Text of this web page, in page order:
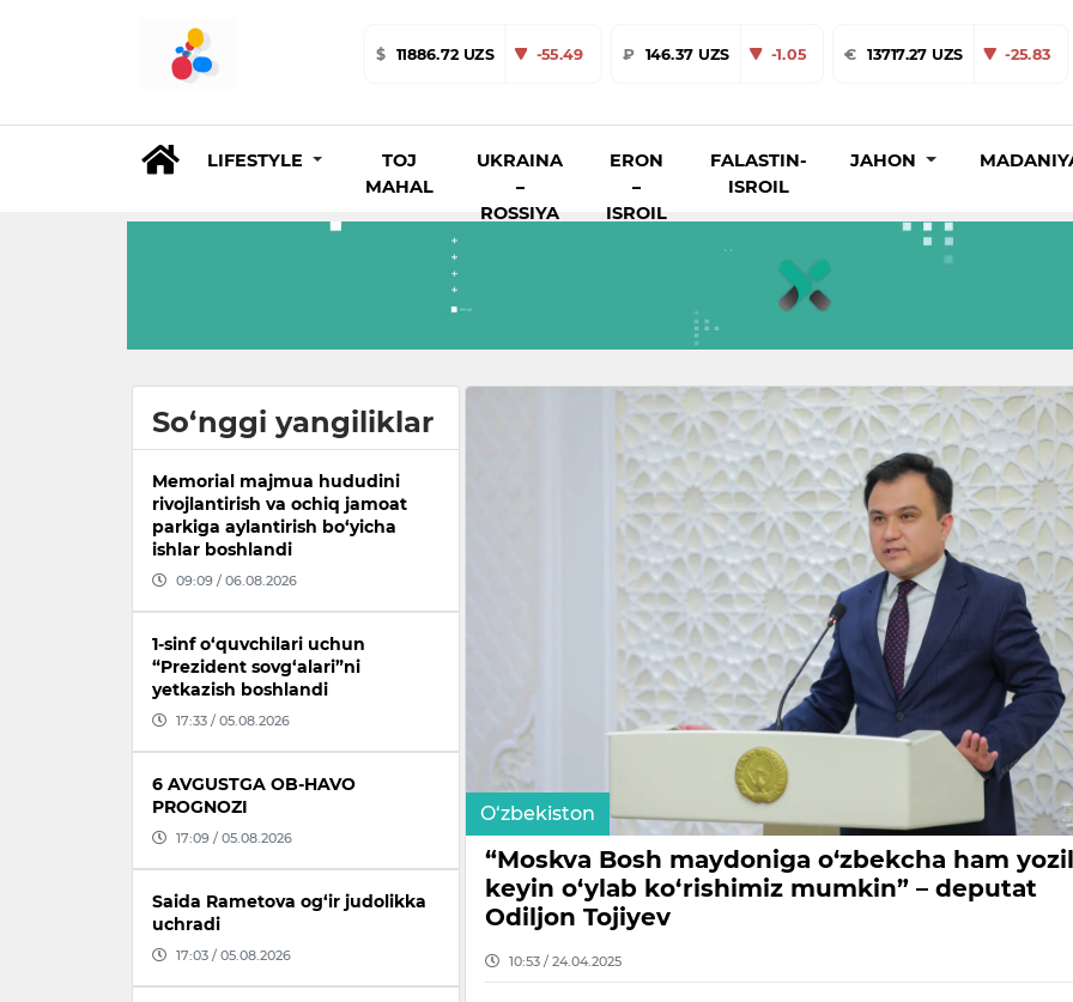
$ 11886.72 UZS -55.49 ₽ 146.37 UZS -1.05 € 13717.27 UZS -25.83
LIFESTYLE
TOJ
MAHAL
UKRAINA
–
ROSSIYA
ERON
–
ISROIL
FALASTIN-
ISROIL
JAHON
So‘nggi yangiliklar
Memorial majmua hududini
rivojlantirish va ochiq jamoat
parkiga aylantirish bo‘yicha
ishlar boshlandi
09:09 / 06.08.2026
1-sinf o‘quvchilari uchun
“Prezident sovg‘alari”ni
yetkazish boshlandi
17:33 / 05.08.2026
6 AVGUSTGA OB-HAVO
PROGNOZI
17:09 / 05.08.2026
Saida Rametova og‘ir judolikka
uchradi
17:03 / 05.08.2026
O‘zbekiston
“Moskva Bosh maydoniga o‘zbekcha ham
keyin o‘ylab ko‘rishimiz mumkin” – deputat
Odiljon Tojiyev
10:53 / 24.04.2025